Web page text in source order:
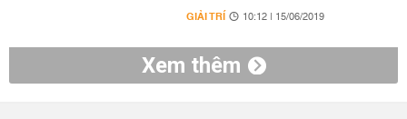
GIẢI TRÍ 10:12 | 15/06/2019
Xem thêm